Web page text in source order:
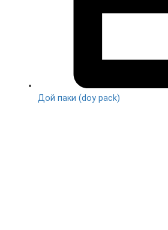
Дой паки (doy pack)